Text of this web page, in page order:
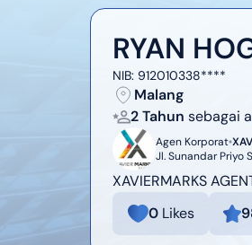
RYAN
NIB: 912010338****
Malang
2 Tahun sebagai
Agen Korporat
Jl. Sunandar Priyo
XAVIERMARKS
0 Likes